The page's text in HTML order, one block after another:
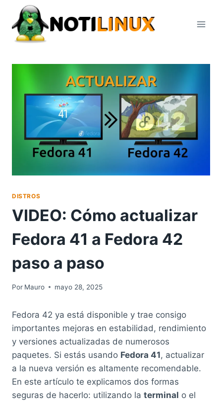
Saltar
contenido
DISTROS
VIDEO: Cómo actualizar
Fedora 41 a Fedora 42
paso a paso
Por Mauro mayo 28, 2025
Fedora 42 ya está disponible y trae consigo
importantes mejoras en estabilidad, rendimiento
y versiones actualizadas de numerosos
paquetes. Si estás usando Fedora 41, actualizar
a la nueva versión es altamente recomendable.
En este artículo te explicamos dos formas
seguras de hacerlo: utilizando la terminal o el